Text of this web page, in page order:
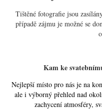
Tištěné fotografie jsou
případě zájmu je možné se
Kam ke
Nejlepší místo pro nás je na
ale i výborný přehled nad
zachycení atmosféry,